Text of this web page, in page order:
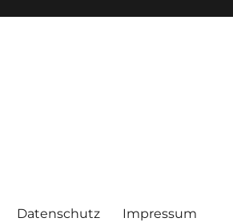
Datenschutz Impressum